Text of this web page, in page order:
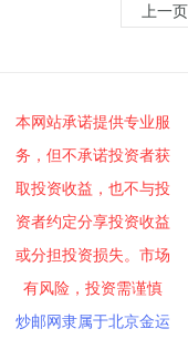
上一页
本网站承诺提供专业服
务，但不承诺投资者获
取投资收益，也不与投
资者约定分享投资收益
或分担投资损失。市场
有风险，投资需谨慎
炒邮网隶属于北京金运